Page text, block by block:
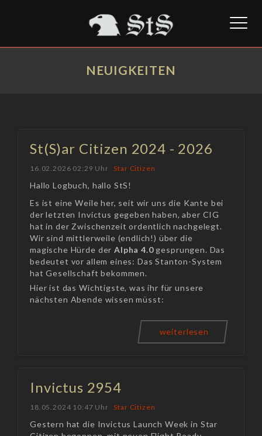
NEUIGKEITEN
St(S)ar Citizen 2024 - 2026
16.02.2026 02:29 Uhr Star Citizen
Hallo Logbuch, hallo StS!
Es ist eine Weile her, seit wir uns die Kante bei
der letzten Invictus gegeben haben, aber CIG
hat in der Zwischenzeit ordentlich nachgelegt.
Wir sind mittlerweile (endlich!) über die
magische Hürde derAlpha 4.0gesprungen. Das
bedeutet vor allem eines: Das Stanton-System
hat Gesellschaft bekommen.
Hier ist das Wichtigste, was ihr für unsere
nächsten Abende wissen müsst:
weiterlesen
Invictus 2954
18.05.2024 10:47 Uhr Star Citizen
Gestern hat die Invictus Launch Week in Star